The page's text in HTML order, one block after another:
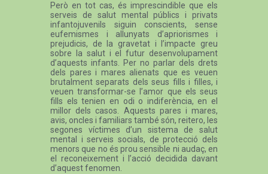
Però en tot cas, és imprescindible que els
serveis de salut mental públics i privats
infantojuvenils siguin conscients, sense
eufemismes i allunyats d’apriorismes i
prejudicis, de la gravetat i l’impacte greu
sobre la salut i el futur desenvolupament
d’aquests infants. Per no parlar dels drets
dels pares i mares alienats que es veuen
brutalment separats dels seus fills i filles, i
veuen transformar-se l’amor que els seus
fills els tenien en odi o indiferència, en el
millor dels casos. Aquests pares i mares,
avis, oncles i familiars també són, reitero, les
segones víctimes d’un sistema de salut
mental i serveis socials, de protecció dels
menors que no és prou sensible ni audaç, en
el reconeixement i l’acció decidida davant
d’aquest fenomen.